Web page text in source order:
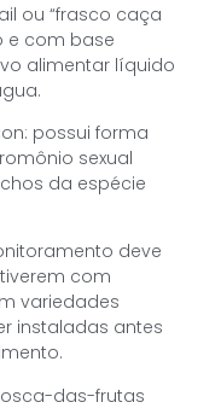
ou “frasco caça
e com base
alimentar líquido
possui forma
sexual
da espécie
deve
com
variedades
instaladas antes
das-frutas